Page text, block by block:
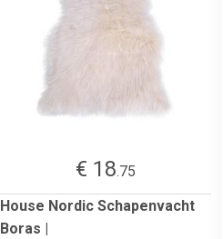
€ 18.75
House Nordic Schapenvacht
Boras |